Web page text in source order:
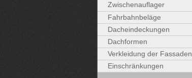
Zwischenauflager
Fahrbahnbeläge
Dacheindeckungen
Dachformen
Verkleidung der Fassaden
Einschränkungen